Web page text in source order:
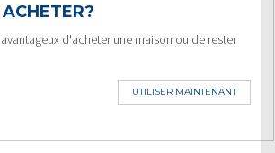
d'acheter une maison ou de rester
UTILISER MAINTENANT